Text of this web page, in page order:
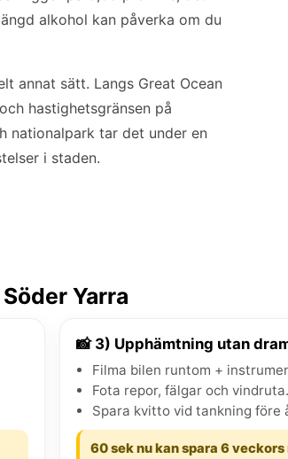
alkohol kan påverka om du
annat sätt. Langs Great Ocean
hastighetsgränsen på
nationalpark tar det under en
i staden.
Yarra
📸 3) Upphämtning utan
Filma bilen runtom +
Fota repor, fälgar och vindruta.
Spara kvitto vid tankning före
60 sek nu kan spara 6